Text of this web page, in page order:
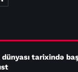
dünyası tarixində